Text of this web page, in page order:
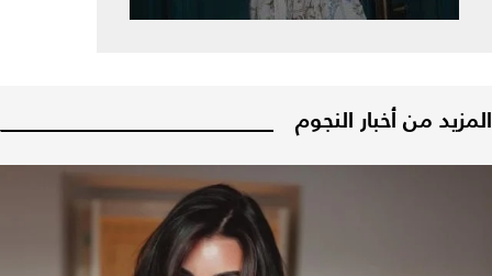
المزيد من أخبار النجوم